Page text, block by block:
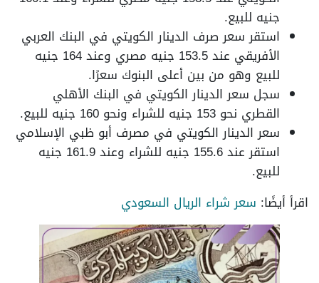
جنيه للبيع.
استقر سعر صرف الدينار الكويتي في البنك العربي
الأفريقي عند 153.5 جنيه مصري وعند 164 جنيه
للبيع وهو من بين أعلى البنوك سعرًا.
سجل سعر الدينار الكويتي في البنك الأهلي
القطري نحو 153 جنيه للشراء ونحو 160 جنيه للبيع.
سعر الدينار الكويتي في مصرف أبو ظبي الإسلامي
استقر عند 155.6 جنيه للشراء وعند 161.9 جنيه
للبيع.
اقرأ أيضًا: سعر شراء الريال السعودي